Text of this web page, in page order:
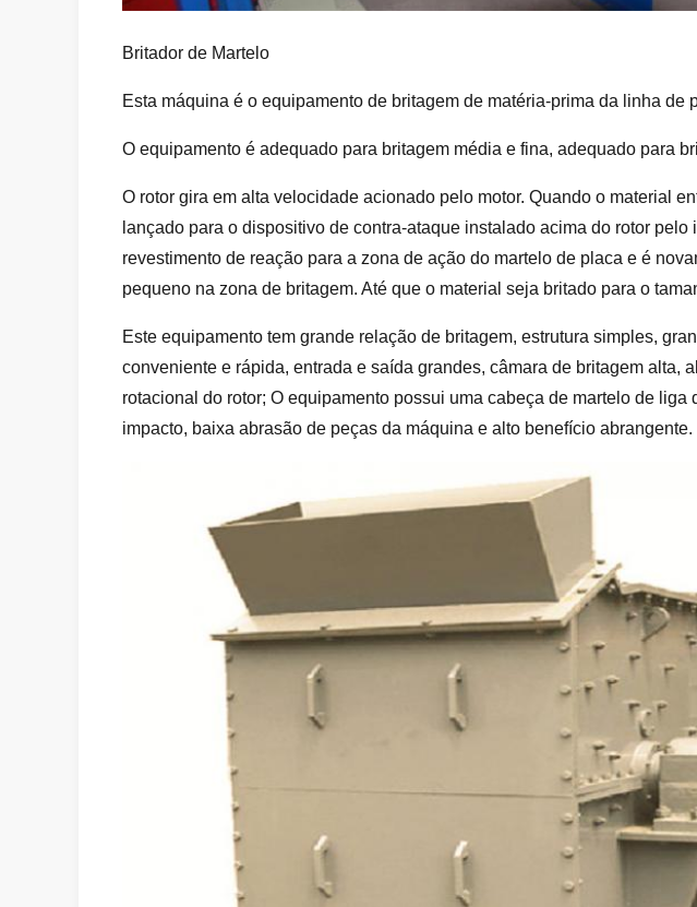
Britador de Martelo
Esta máquina é o equipamento de britagem de matéria-prima da linha de
O equipamento é adequado para britagem média e fina, adequado para
O rotor gira em alta velocidade acionado pelo motor. Quando o material
lançado para o dispositivo de contra-ataque instalado acima do rotor
revestimento de reação para a zona de ação do martelo de placa e é
pequeno na zona de britagem. Até que o material seja britado para o
Este equipamento tem grande relação de britagem, estrutura simples,
conveniente e rápida, entrada e saída grandes, câmara de britagem alta,
rotacional do rotor; O equipamento possui uma cabeça de martelo de
impacto, baixa abrasão de peças da máquina e alto benefício abrangente.